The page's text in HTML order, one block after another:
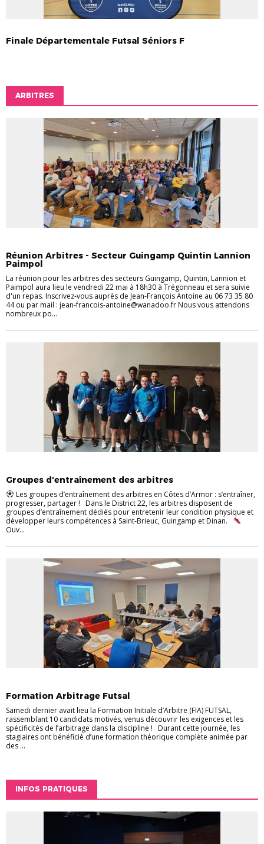
Finale Départementale Futsal Séniors F
ARBITRES
Réunion Arbitres - Secteur Guingamp Quintin Lannion
Paimpol
La réunion pour les arbitres des secteurs Guingamp, Quintin, Lannion et
Paimpol aura lieu le vendredi 22 mai à 18h30 à Trégonneau et sera suivie
d'un repas. Inscrivez-vous auprès de Jean-François Antoine au 06 73 35 80
44 ou par mail : jean-francois-antoine@wanadoo.fr Nous vous attendons
nombreux po...
Groupes d'entraînement des arbitres
Les groupes d’entraînement des arbitres en Côtes d’Armor : s’entraîner,
progresser, partager ! Dans le District 22, les arbitres disposent de
groupes d’entraînement dédiés pour entretenir leur condition physique et
développer leurs compétences à Saint-Brieuc, Guingamp et Dinan.
Ouv...
Formation Arbitrage Futsal
Samedi dernier avait lieu la Formation Initiale d’Arbitre (FIA) FUTSAL,
rassemblant 10 candidats motivés, venus découvrir les exigences et les
spécificités de l’arbitrage dans la discipline ! Durant cette journée, les
stagiaires ont bénéficié d’une formation théorique complète animée par
des ...
INFOS PRATIQUES